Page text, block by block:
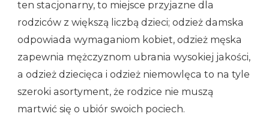
ten stacjonarny, to miejsce przyjazne dla
rodziców z większą liczbą dzieci; odzież damska
odpowiada wymaganiom kobiet, odzież męska
zapewnia mężczyznom ubrania wysokiej jakości,
a odzież dziecięca i odzież niemowlęca to na tyle
szeroki asortyment, że rodzice nie muszą
martwić się o ubiór swoich pociech.